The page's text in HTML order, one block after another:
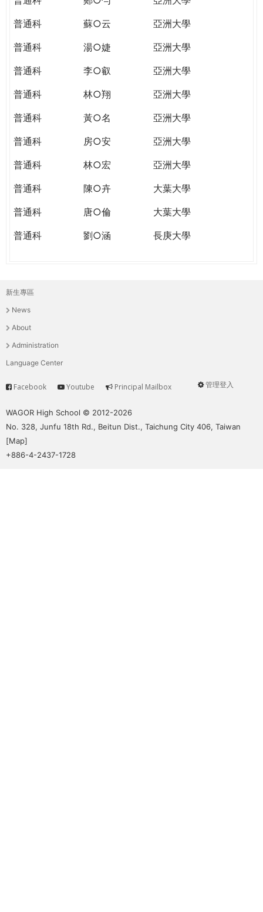
普通科
蘇○云
亞洲大學
普通科
湯○婕
亞洲大學
普通科
李○叡
亞洲大學
普通科
林○翔
亞洲大學
普通科
黃○名
亞洲大學
普通科
房○安
亞洲大學
普通科
林○宏
亞洲大學
普通科
陳○卉
大葉大學
普通科
唐○倫
大葉大學
普通科
劉○涵 長庚大學
主
選
單
新生專區
News
About
Administration
Language Center
User
管理登入
Service
Facebook Youtube Principal Mailbox
WAGOR High School © 2012-2026
No. 328, Junfu 18th Rd., Beitun Dist., Taichung City 406, Taiwan
[Map]
+886-4-2437-1728